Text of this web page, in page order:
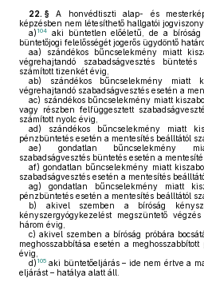
22. § A honvédtiszti alap- és
képzésben nem létesíthető hallgatói jogviszony
a) 104
aki büntetlen előéletű, de a bíróság
büntetőjogi felelősségét jogerős ügydöntő
aa) szándékos bűncselekmény miatt
végrehajtandó szabadságvesztés
számított tizenkét évig,
ab) szándékos bűncselekmény
végrehajtandó szabadságvesztés esetén a
ac) szándékos bűncselekmény miatt
vagy részben felfüggesztett
számított nyolc évig,
ad) szándékos bűncselekmény miatt
pénzbüntetés esetén a mentesítés beálltától
ae) gondatlan bűncselekmény
szabadságvesztés büntetés esetén a
af) gondatlan bűncselekmény miatt
szabadságvesztés esetén a mentesítés
ag) gondatlan bűncselekmény miatt
pénzbüntetés esetén a mentesítés beálltától
b) akivel szemben a bíróság
kényszergyógykezelést megszüntető
három évig,
c) akivel szemben a bíróság próbára
meghosszabbítása esetén a
évig,
d) 105 aki büntetőeljárás – ide nem értve a
eljárást – hatálya alatt áll.